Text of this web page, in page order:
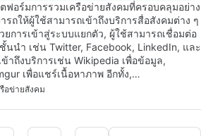
ฟอร์มการรวมเครือข่ายสังคมที่ครอบคลุมอย่าง
ถให้ผู้ใช้สามารถเข้าถึงบริการสื่อสังคมต่าง ๆ
การเข้าสู่ระบบแยกตัว, ผู้ใช้สามารถเชื่อมต่อ
นำ เช่น Twitter, Facebook, LinkedIn, และ
าถึงบริการเช่น Wikipedia เพื่อข้อมูล,
เพื่อแชร์เนื้อหาภาพ อีกทั้ง,…
อข่ายสังคม